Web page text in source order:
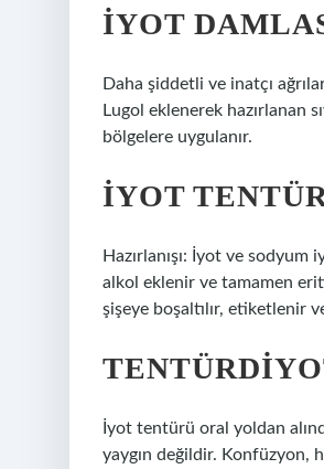
İYOT
Daha şiddetli ve inatçı
Lugol eklenerek hazırlanan
bölgelere uygulanır.
İYOT
Hazırlanışı: İyot ve sodyum
alkol eklenir ve tamamen
şişeye boşaltılır, etiketlenir
İyot tentürü oral yoldan
yaygın değildir. Konfüzyon,